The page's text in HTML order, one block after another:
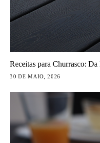
Receitas para Churrasco: Da
30 DE MAIO, 2026